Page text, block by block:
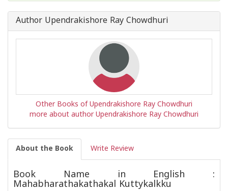
Author Upendrakishore Ray Chowdhuri
Other Books of Upendrakishore Ray Chowdhuri
more about author Upendrakishore Ray Chowdhuri
About the Book Write Review
Book Name in English :
Mahabharathakathakal Kuttykalkku